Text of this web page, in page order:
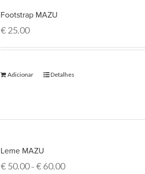
Footstrap MAZU
€25.00
Adicionar Detalhes
Leme MAZU
€50.00–€60.00